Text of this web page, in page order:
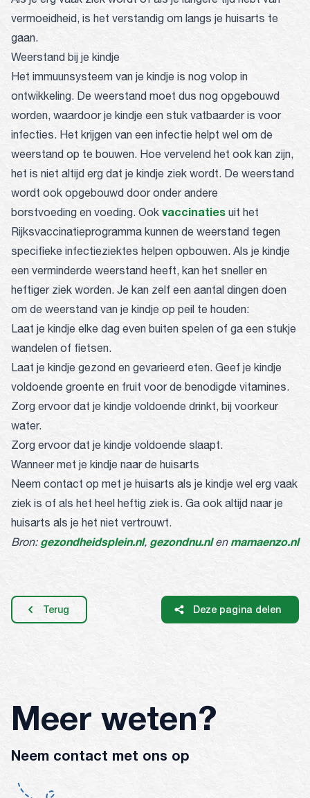
vermoeidheid, is het verstandig om langs je huisarts te
gaan.
Weerstand bij je kindje
Het immuunsysteem van je kindje is nog volop in
ontwikkeling. De weerstand moet dus nog opgebouwd
worden, waardoor je kindje een stuk vatbaarder is voor
infecties. Het krijgen van een infectie helpt wel om de
weerstand op te bouwen. Hoe vervelend het ook kan zijn,
het is niet altijd erg dat je kindje ziek wordt. De weerstand
wordt ook opgebouwd door onder andere
borstvoeding en voeding. Ook vaccinaties uit het
Rijksvaccinatieprogramma kunnen de weerstand tegen
specifieke infectieziektes helpen opbouwen. Als je kindje
een verminderde weerstand heeft, kan het sneller en
heftiger ziek worden. Je kan zelf een aantal dingen doen
om de weerstand van je kindje op peil te houden:
Laat je kindje elke dag even buiten spelen of ga een stukje
wandelen of fietsen.
Laat je kindje gezond en gevarieerd eten. Geef je kindje
voldoende groente en fruit voor de benodigde vitamines.
Zorg ervoor dat je kindje voldoende drinkt, bij voorkeur
water.
Zorg ervoor dat je kindje voldoende slaapt.
Wanneer met je kindje naar de huisarts
Neem contact op met je huisarts als je kindje wel erg vaak
ziek is of als het heel heftig ziek is. Ga ook altijd naar je
huisarts als je het niet vertrouwt.
Bron: gezondheidsplein.nl, gezondnu.nlen mamaenzo.nl
Terug Deze pagina delen
Meer weten?
Neem contact met ons op